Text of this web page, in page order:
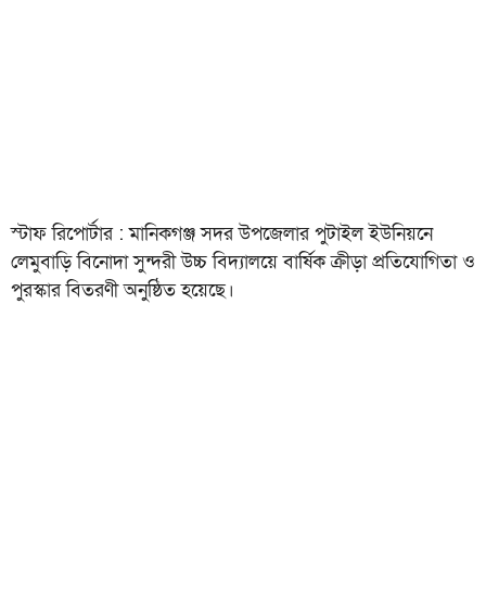
স্টাফ রিপোর্টার : মানিকগঞ্জ সদর উপজেলার পুটাইল ইউনিয়নে
লেমুবাড়ি বিনোদা সুন্দরী উচ্চ বিদ্যালয়ে বার্ষিক ক্রীড়া প্রতিযোগিতা ও
পুরস্কার বিতরণী অনুষ্ঠিত হয়েছে।